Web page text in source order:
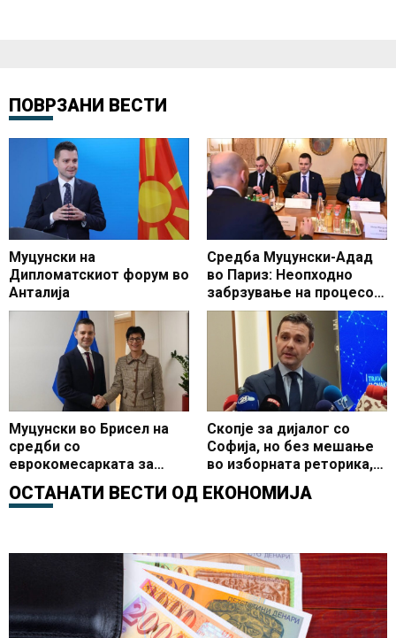
ПОВРЗАНИ ВЕСТИ
Муцунски на
Дипломатскиот форум во
Анталија
Средба Муцунски-Адад
во Париз: Неопходно
забрзување на процесот
на евроинтеграција и тој
треба да е заснован на
мерит-систем
Муцунски во Брисел на
средби со
еврокомесарката за
проширување Марта Кос
и други претставници на
Скопје за дијалог со
Софија, но без мешање
во изборната реторика,
истакна Муцунски
ОСТАНАТИ ВЕСТИ ОД ЕКОНОМИЈА